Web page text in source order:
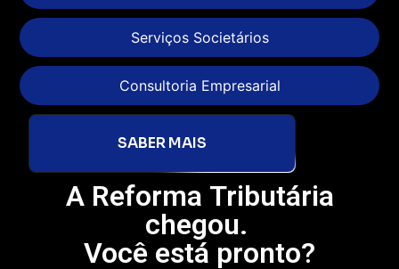
Serviços Societários
Consultoria Empresarial
SABER MAIS
A Reforma Tributária
chegou.
Você está pronto?